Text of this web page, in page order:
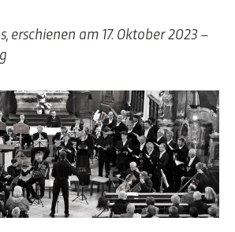
erschienen am 17. Oktober 2023 –